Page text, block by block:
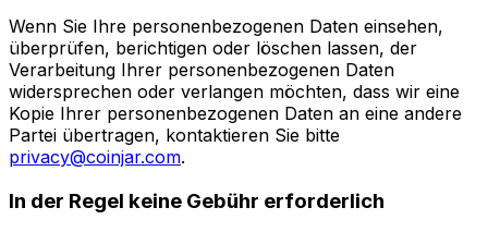
Wenn Sie Ihre personenbezogenen Daten einsehen,
überprüfen, berichtigen oder löschen lassen, der
Verarbeitung Ihrer personenbezogenen Daten
widersprechen oder verlangen möchten, dass wir eine
Kopie Ihrer personenbezogenen Daten an eine andere
Partei übertragen, kontaktieren Sie bitte
privacy@coinjar.com.
In der Regel keine Gebühr erforderlich